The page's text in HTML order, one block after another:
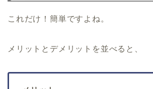
これだけ！簡単ですよね。
メリットとデメリットを並べると、